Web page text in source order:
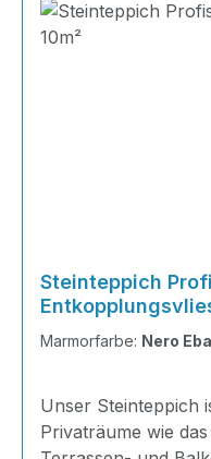
Steinteppich
Marmorfarbe: Nero
Unser Steinteppich
Privaträume wie